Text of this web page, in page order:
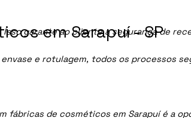
garante ao cliente a segurança de
e rotulagem, todos os processos
fábricas de cosméticos em Sarapuí é a
em Sarapuí - SP